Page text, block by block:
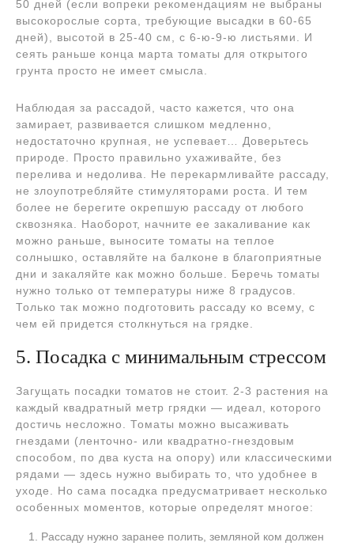
50 дней (если вопреки рекомендациям не выбраны
высокорослые сорта, требующие высадки в 60-65
дней), высотой в 25-40 см, с 6-ю-9-ю листьями. И
сеять раньше конца марта томаты для открытого
грунта просто не имеет смысла.
Наблюдая за рассадой, часто кажется, что она
замирает, развивается слишком медленно,
недостаточно крупная, не успевает… Доверьтесь
природе. Просто правильно ухаживайте, без
перелива и недолива. Не перекармливайте рассаду,
не злоупотребляйте стимуляторами роста. И тем
более не берегите окрепшую рассаду от любого
сквозняка. Наоборот, начните ее закаливание как
можно раньше, выносите томаты на теплое
солнышко, оставляйте на балконе в благоприятные
дни и закаляйте как можно больше. Беречь томаты
нужно только от температуры ниже 8 градусов.
Только так можно подготовить рассаду ко всему, с
чем ей придется столкнуться на грядке.
5. Посадка с минимальным стрессом
Загущать посадки томатов не стоит. 2-3 растения на
каждый квадратный метр грядки — идеал, которого
достичь несложно. Томаты можно высаживать
гнездами (ленточно- или квадратно-гнездовым
способом, по два куста на опору) или классическими
рядами — здесь нужно выбирать то, что удобнее в
уходе. Но сама посадка предусматривает несколько
особенных моментов, которые определят многое:
Рассаду нужно заранее полить, земляной ком должен